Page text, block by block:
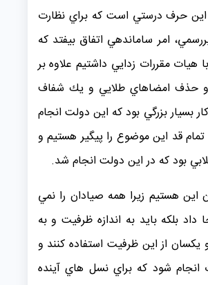
اين حرف درستي است كه براي نظارت
امر ساماندهي اتفاق بيفتد كه
هيات مقررات زدايي داشتيم علاوه بر
حذف امضاهاي طلايي و يك شفاف
بسيار بزرگي بود كه اين دولت انجام
تمام قد اين موضوع را پيگير هستيم و
بود كه در اين دولت انجام شد.
اين هستيم زيرا همه صيادان را نمي
داد بلكه بايد به اندازه ظرفيت و به
از اين ظرفيت استفاده كنند و
انجام شود كه براي نسل هاي آينده